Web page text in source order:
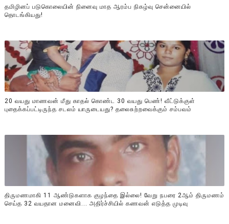
தமிழினப் படுகொலையின் நினைவு மாத ஆரம்ப நிகழ்வு சென்னையில்
தொடங்கியது!
20 வயது மாணவன் மீது காதல் கொண்ட 30 வயது பெண்! வீட்டுக்குள்
புதைக்கப்பட்டிருந்த சடலம் யாருடையது? தலைசுற்றவைக்கும் சம்பவம்
திருமணமாகி 11 ஆண்டுகளாக குழந்தை இல்லை! வேறு நபரை 2ஆம் திருமணம்
செய்த 32 வயதான மனைவி... அதிர்ச்சியில் கணவன் எடுத்த முடிவு